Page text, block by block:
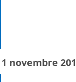
novembre